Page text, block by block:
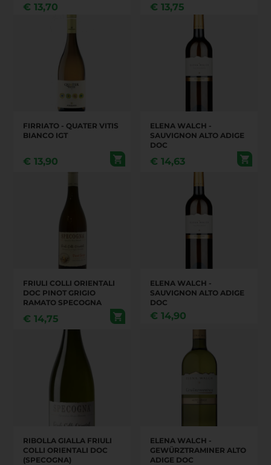
€ 13,70 € 13,75
FIRRIATO - QUATER VITIS
BIANCO IGT
€ 13,90
ELENA WALCH -
SAUVIGNON ALTO ADIGE
DOC
€ 14,63
FRIULI COLLI ORIENTALI
DOC PINOT GRIGIO
RAMATO SPECOGNA
€ 14,75
ELENA WALCH -
SAUVIGNON ALTO ADIGE
DOC
€ 14,90
RIBOLLA GIALLA FRIULI
COLLI ORIENTALI DOC
(SPECOGNA)
ELENA WALCH -
GEWÜRZTRAMINER ALTO
ADIGE DOC